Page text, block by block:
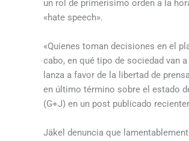
un rol de primerísimo orden a la
«hate speech».
«Quienes toman decisiones en el
cabo, en qué tipo de sociedad van
lanza a favor de la libertad de
en último término sobre el estado
(G+J) en un post publicado
Jäkel denuncia que